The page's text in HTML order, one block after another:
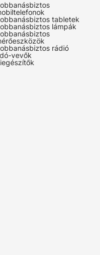
tabletek
lámpák
rádió
vevők